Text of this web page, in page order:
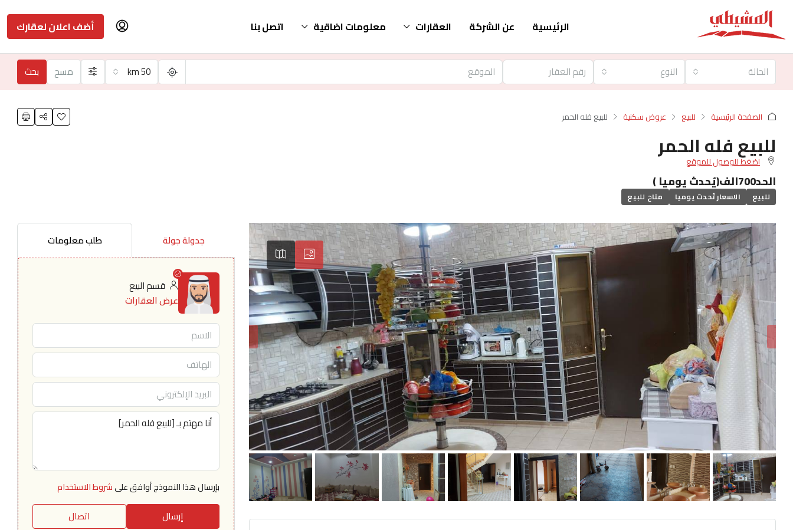
الرئيسية عن الشركة العقارات معلومات اضاقية اتصل بنا أضف اعلان لعقارك
الحالة النوع 50 km مسح بحث
الصفحة الرئيسية للبيع عروض سكنية للبيع فله الحمر
للبيع فله الحمر
اضغط للوصول للموقع
الحد700الف(يُحدث يوميا )
للبيع الاسعار تُحدث يوميا متاح للبيع
جدولة جولة طلب معلومات
قسم البيع
عرض العقارات
بإرسال هذا النموذج أوافق علىشروط الاستخدام
إرسال
اتصال